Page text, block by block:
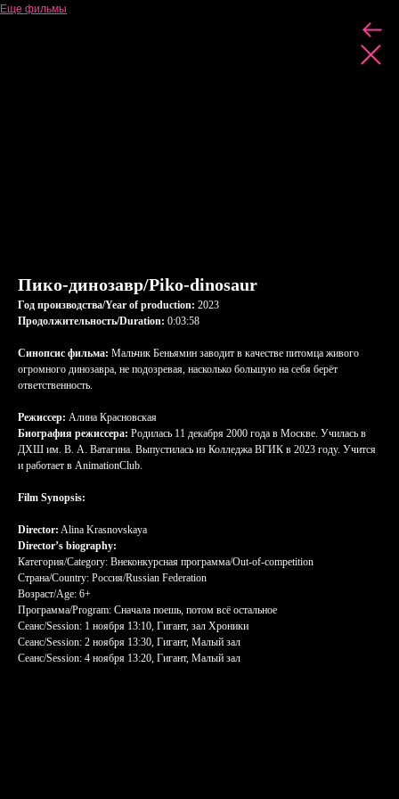
Еще фильмы
Пико-динозавр/Piko-dinosaur
Год производства/Year of production: 2023
Продолжительность/Duration: 0:03:58
Синопсис фильма: Мальчик Беньямин заводит в качестве питомца живого
огромного динозавра, не подозревая, насколько большую на себя берёт
ответственность.
Режиссер: Алина Красновская
Биография режиссера: Родилась 11 декабря 2000 года в Москве. Училась в
ДХШ им. В. А. Ватагина. Выпустилась из Колледжа ВГИК в 2023 году. Учится
и работает в AnimationClub.
Film Synopsis:
Director: Alina Krasnovskaya
Director’s biography:
Категория/Category: Внеконкурсная программа/Out-of-competition
Страна/Country: Россия/Russian Federation
Возраст/Age: 6+
Программа/Program: Сначала поешь, потом всё остальное
Сеанс/Session: 1 ноября 13:10, Гигант, зал Хроники
Сеанс/Session: 2 ноября 13:30, Гигант, Малый зал
Сеанс/Session: 4 ноября 13:20, Гигант, Малый зал